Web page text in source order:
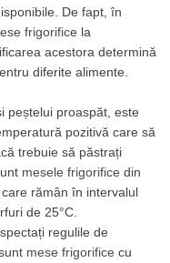
De fapt, în
frigorifice la
acestora determină
diferite alimente.
peștelui proaspăt, este
pozitivă care să
trebuie să păstrați
mesele frigorifice din
rămân în intervalul
de 25°C.
regulile de
mese frigorifice cu